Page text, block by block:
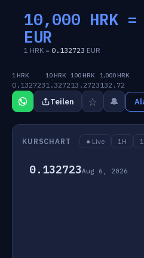
10,000 HRK =
EUR
1 HRK = 0.132723 EUR
1 HRK
0.132723
10 HRK
1.3272
100 HRK
13.2723
1,000 HRK
132.72
Teilen ☆ 🔔
KURSCHART ● Live 1H
0.132723Aug 6, 2026